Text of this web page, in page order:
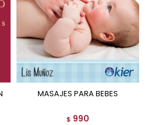
MASAJES PARA BEBES
$ 990